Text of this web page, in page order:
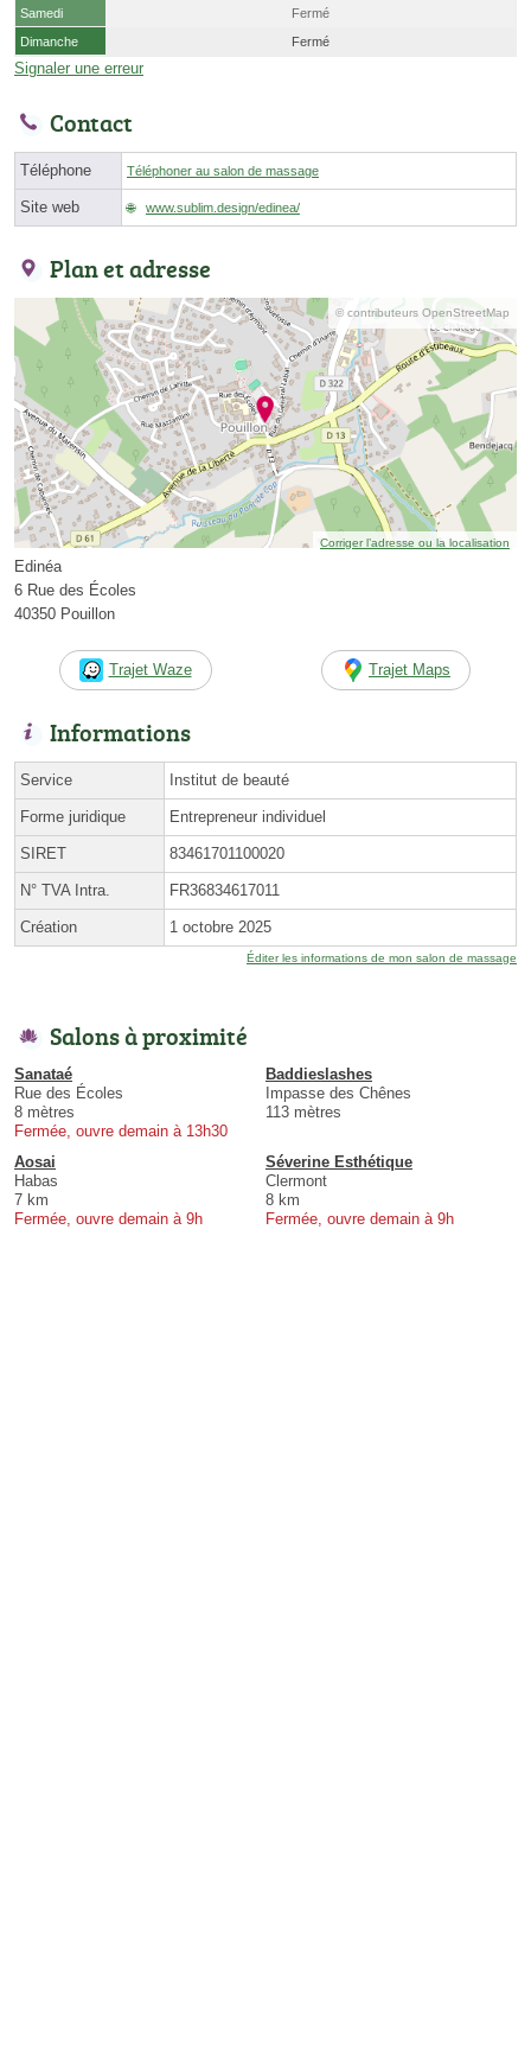
Samedi
Fermé
Dimanche
Fermé
Signaler une erreur
Contact
Téléphone Téléphoner au salon de massage
Site web www.sublim.design/edinea/
Plan et adresse
© contributeurs OpenStreetMap
Corriger l’adresse ou la localisation
Edinéa
6 Rue des Écoles
40350 Pouillon
Trajet Waze Trajet Maps
Informations
Service Institut de beauté
Forme juridique Entrepreneur individuel
SIRET 83461701100020
N° TVA Intra. FR36834617011
Création 1 octobre 2025
Éditer les informations de mon salon de massage
Salons à proximité
Sanataé
Rue des Écoles
8 mètres
Fermée, ouvre demain à 13h30
Baddieslashes
Impasse des Chênes
113 mètres
Aosai
Habas
7 km
Fermée, ouvre demain à 9h
Séverine Esthétique
Clermont
8 km
Fermée, ouvre demain à 9h